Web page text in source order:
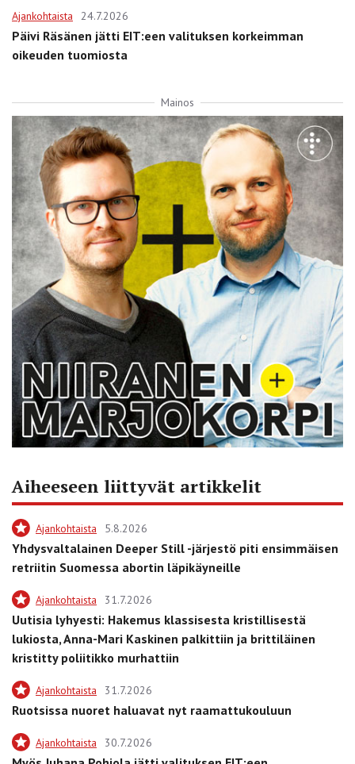
Ajankohtaista 24.7.2026
Päivi Räsänen jätti EIT:een valituksen korkeimman
oikeuden tuomiosta
Mainos
Aiheeseen liittyvät artikkelit
Ajankohtaista 5.8.2026
Yhdysvaltalainen Deeper Still -järjestö piti ensimmäisen
retriitin Suomessa abortin läpikäyneille
Ajankohtaista 31.7.2026
Uutisia lyhyesti: Hakemus klassisesta kristillisestä
lukiosta, Anna-Mari Kaskinen palkittiin ja brittiläinen
kristitty poliitikko murhattiin
Ajankohtaista 31.7.2026
Ruotsissa nuoret haluavat nyt raamattukouluun
Ajankohtaista 30.7.2026